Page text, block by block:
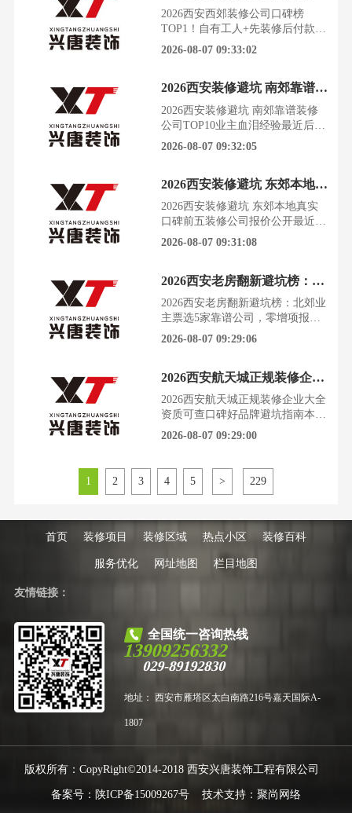
对比，帮你从源头避开装修公司的
套路。测评数据源：这份榜单凭什
么可信数据来源于西安市建筑装饰
行业协会2026家装企
2026西安西郊装修公司口碑榜
TOP1！自有工人+先装修后付款，
真实业主拆解服务全流程装修这件
了、人跑了，最后只剩一个烂摊
子。尤其是西安西郊的老小区和刚
需盘，户型复杂、问题多，选错装
修公司，等于给自己挖了一个填不
完的坑。今天这篇文章，我把自
2026-08-07 09:33:02
2026西安装修避坑 南郊靠谱装修公司TOP10业主血泪经验
2026西安装修避坑 南郊靠谱装修
公司TOP10业主血泪经验最近后台
被西安南郊准备装修的业主私信挤
业主的真实装修反馈，把踩过的
坑、筛过的公司、摸透的规则全部
摊开讲透，看完至少能帮你省出半
年工资。西安南郊装修市场现状作
为西安装修需求最集中的板块
2026-08-07 09:32:05
2026西安装修避坑 东郊本地真实口碑前五装修公司报价公开
2026西安装修避坑 东郊本地真实
口碑前五装修公司报价公开最近后
台收到上百条西安东郊业主的装修
跑遍东郊近百个在建工地，结合
2026年本地业主真实反馈整理出这
份实用指南，看完至少能帮你省出
半年工资。西安东郊装修市场现状
2026年的西安东郊装修
2026-08-07 09:31:08
2026西安老房翻新避坑榜：北郊业主票选5家靠谱公司，零增项报价清单附上
2026西安老房翻新避坑榜：北郊业
主票选5家靠谱公司，零增项报价
清单附上在西安北郊住了十几年的
你，该翻新了。可一想到装修公司
那些“低价切入、后期增项”的套
路，很多业主宁愿继续凑合，也不
敢轻易动工。这次我们联合西安市
建筑装饰行业协会、土巴兔西
2026-08-07 09:29:06
2026西安航天城正规装修企业大全 资质可查口碑好品牌避坑指南
2026西安航天城正规装修企业大全
资质可查口碑好品牌避坑指南本次
榜单专为西安航天城片区定制，聚
景案例，适配片区业主预算、户型
及居住需求，
2026-08-07 09:29:00
1 2 3 4 5 > 229
首页 装修项目 装修区域 热点小区 装修百科
服务优化 网址地图 栏目地图
友情链接：
全国统一咨询热线
13909256332
029-89192830
地址： 西安市雁塔区太白南路216号嘉天国际A-
1807
版权所有：CopyRight©2014-2018 西安兴唐装饰工程有限公司
备案号： 陕ICP备15009267号 技术支持： 聚尚网络